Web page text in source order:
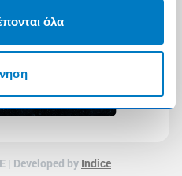
όλα
| Developed by Indice